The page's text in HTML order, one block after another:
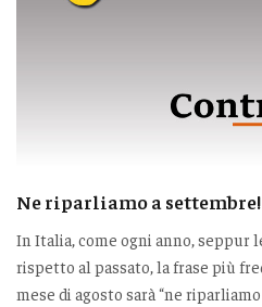
Ne riparliamo a settembre!
In Italia, come ogni anno, seppur
rispetto al passato, la frase più
mese di agosto sarà “ne